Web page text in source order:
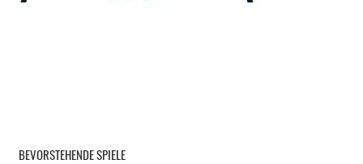
BEVORSTEHENDE SPIELE